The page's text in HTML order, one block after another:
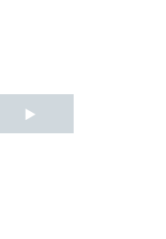
▶